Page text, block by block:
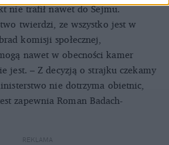
nie trafił nawet do Sejmu.
twierdzi, ze wszystko jest w
komisji społecznej,
nawet w obecności kamer
jest. – Z decyzją o strajku czekamy
nie dotrzyma obietnic,
zapewnia Roman Badach-
REKLAMA